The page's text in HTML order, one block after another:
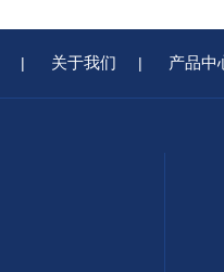
| 关于我们 | 产品中